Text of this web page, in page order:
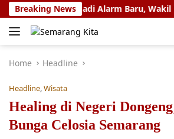
Skip
to
content
Breaking News
HIV Jadi Alarm Baru, Wakil DPRD
Home Headline
Headline,Wisata
Healing di Negeri
Bunga Celosia Semarang